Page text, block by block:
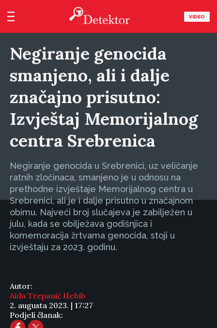
VIDEO
Negiranje genocida
smanjeno, ali i dalje
značajno prisutno:
Izvještaj Memorijalnog
centra Srebrenica
Negiranje genocida u Srebrenici, uz veličanje
ratnih zločinaca, smanjeno je u odnosu na
prethodne izvještaje Memorijalnog centra u
Srebrenici, ali je i dalje prisutno u značajnom
obimu. Najveći broj slučajeva je zabilježen u
julu, kada se obilježava godišnjica i
komemoracija žrtvama genocida, stoji u
izvještaju za 2023. godinu.
Autor:
Aida Trepanić Hebib
2. augusta 2023. | 17:27
Podjeli članak: